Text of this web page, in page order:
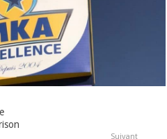
Suivant